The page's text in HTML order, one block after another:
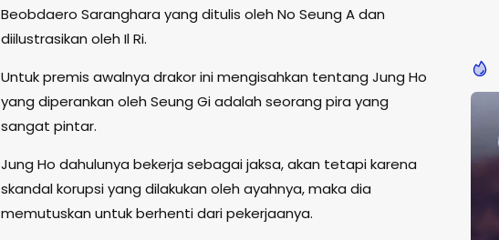
Beobdaero Saranghara yang ditulis oleh No Seung A dan
diilustrasikan oleh Il Ri.
Untuk premis awalnya drakor ini mengisahkan tentang Jung Ho
yang diperankan oleh Seung Gi adalah seorang pira yang
sangat pintar.
Jung Ho dahulunya bekerja sebagai jaksa, akan tetapi karena
skandal korupsi yang dilakukan oleh ayahnya, maka dia
memutuskan untuk berhenti dari pekerjaanya.